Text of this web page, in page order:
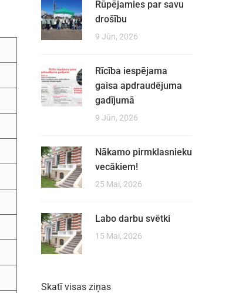
Rūpējamies par savu
drošību
9 Jūn, 2026
Rīcība iespējama
gaisa apdraudējuma
gadījumā
9 Jūn, 2026
Nākamo pirmklasnieku
vecākiem!
25 Mai, 2026
Labo darbu svētki
15 Mai, 2026
Skatī visas ziņas